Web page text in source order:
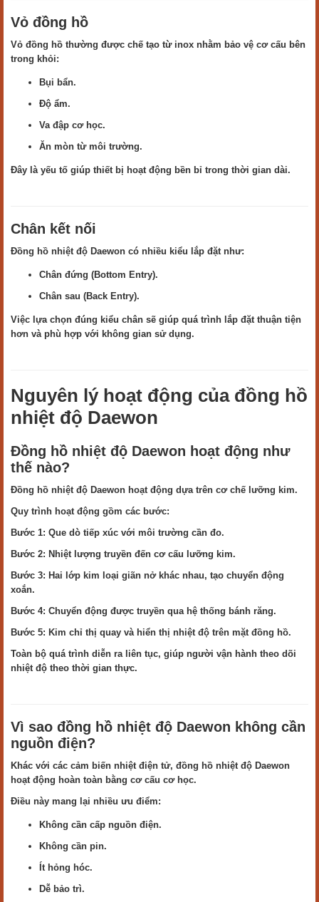
Vỏ đồng hồ
Vỏ đồng hồ thường được chế tạo từ inox nhằm bảo vệ cơ cấu bên
trong khỏi:
Bụi bẩn.
Độ ẩm.
Va đập cơ học.
Ăn mòn từ môi trường.
Đây là yếu tố giúp thiết bị hoạt động bền bỉ trong thời gian dài.
Chân kết nối
Đồng hồ nhiệt độ Daewon có nhiều kiểu lắp đặt như:
Chân đứng (Bottom Entry).
Chân sau (Back Entry).
Việc lựa chọn đúng kiểu chân sẽ giúp quá trình lắp đặt thuận tiện
hơn và phù hợp với không gian sử dụng.
Nguyên lý hoạt động của đồng hồ
nhiệt độ Daewon
Đồng hồ nhiệt độ Daewon hoạt động như
thế nào?
Đồng hồ nhiệt độ Daewon hoạt động dựa trên cơ chế lưỡng kim.
Quy trình hoạt động gồm các bước:
Bước 1: Que dò tiếp xúc với môi trường cần đo.
Bước 2: Nhiệt lượng truyền đến cơ cấu lưỡng kim.
Bước 3: Hai lớp kim loại giãn nở khác nhau, tạo chuyển động
xoắn.
Bước 4: Chuyển động được truyền qua hệ thống bánh răng.
Bước 5: Kim chỉ thị quay và hiển thị nhiệt độ trên mặt đồng hồ.
Toàn bộ quá trình diễn ra liên tục, giúp người vận hành theo dõi
nhiệt độ theo thời gian thực.
Vì sao đồng hồ nhiệt độ Daewon không cần
nguồn điện?
Khác với các cảm biến nhiệt điện tử, đồng hồ nhiệt độ Daewon
hoạt động hoàn toàn bằng cơ cấu cơ học.
Điều này mang lại nhiều ưu điểm:
Không cần cấp nguồn điện.
Không cần pin.
Ít hỏng hóc.
Dễ bảo trì.